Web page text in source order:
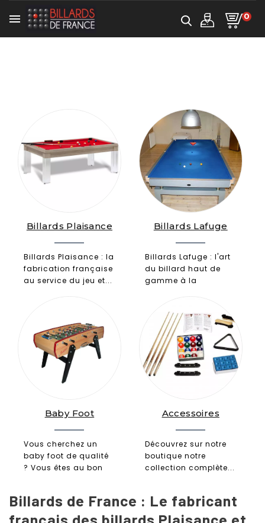
 0
Billards Plaisance
Billards Plaisance : la
fabrication française
au service du jeu et...
Billards Lafuge
Billards Lafuge : l'art
du billard haut de
gamme à la
Baby Foot
Vous cherchez un
baby foot de qualité
? Vous êtes au bon
Accessoires
Découvrez sur notre
boutique notre
collection complète...
Billards de France : Le fabricant
français des billards Plaisance et